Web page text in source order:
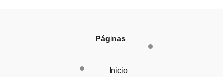
Páginas
Inicio